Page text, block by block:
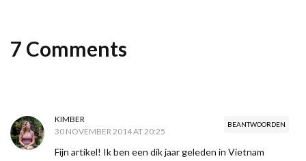
7 Comments
BEANTWOORDEN
KIMBER
30 NOVEMBER 2014 AT 20:25
Fijn artikel! Ik ben een dik jaar geleden in Vietnam